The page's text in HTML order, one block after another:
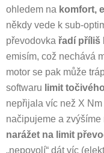
ohledem na komfort,
někdy vede k sub-
převodovka řadí příliš
emisím, což nechává
motor se pak může
softwaru limit
nepřijala víc než X
načipujeme a zvýšíme
narážet na limit
„nepovolí“ dát víc